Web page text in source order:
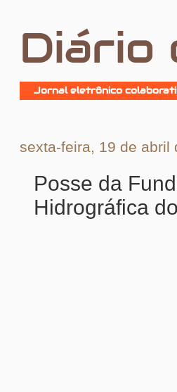
Diário
Jornal eletrônico
sexta-feira, 19 de abril
Posse da
Hidrográfica